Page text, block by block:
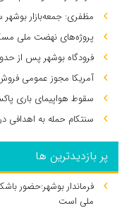
مظفری: جمعه‌بازار
پروژه‌های نهضت ملی
فرودگاه بوشهر پس از
آمریکا مجوز عمومی
سقوط هواپیمای باری
سنتکام حمله به اهدافی
پر بازدیدترین ها
فرماندار بوشهر:حضور
ملی است